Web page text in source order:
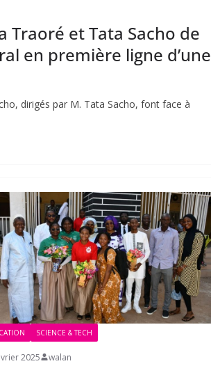
Traoré et Tata Sacho de
en première ligne d’une
dirigés par M. Tata Sacho, font face à
SCIENCE & TECH
2025 walan